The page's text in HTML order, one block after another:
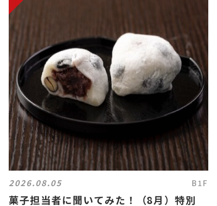
2026.08.05 B1F
菓子担当者に聞いてみた！（8月）特別